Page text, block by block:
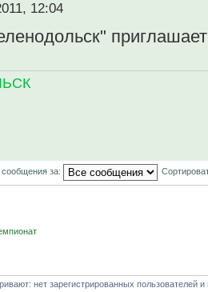
12:04
сообщения за:
нет зарегистрированных пользователей и